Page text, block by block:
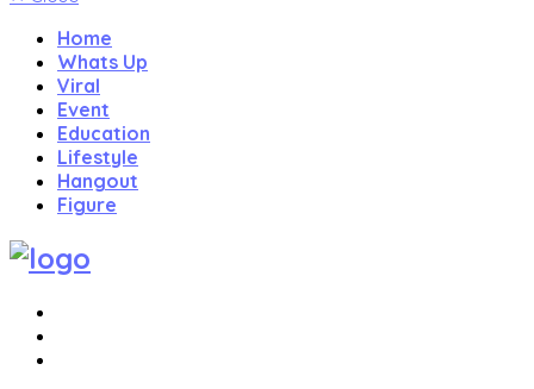
Home
Whats Up
Viral
Event
Education
Lifestyle
Hangout
Figure